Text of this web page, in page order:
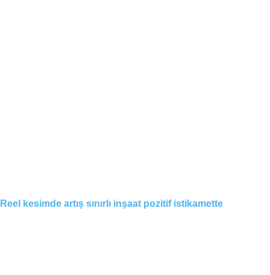
Reel kesimde artış sınırlı inşaat pozitif istikamette